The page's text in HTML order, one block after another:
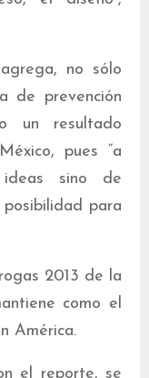
no sólo
de prevención
un resultado
pues “a
sino de
para
2013 de la
como el
América.
el reporte, se